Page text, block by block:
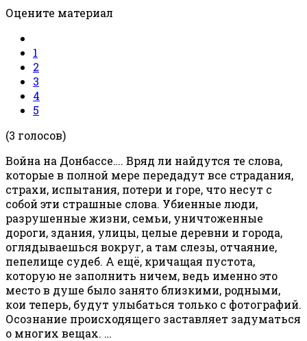
Оцените материал
1
2
3
4
5
(3 голосов)
Война на Донбассе…. Вряд ли найдутся те слова,
которые в полной мере передадут все страдания,
страхи, испытания, потери и горе, что несут с
собой эти страшные слова. Убиенные люди,
разрушенные жизни, семьи, уничтоженные
дороги, здания, улицы, целые деревни и города,
оглядываешься вокруг, а там слезы, отчаяние,
пепелище судеб. А ещё, кричащая пустота,
которую не заполнить ничем, ведь именно это
место в душе было занято близкими, родными,
кои теперь, будут улыбаться только с фотографий.
Осознание происходящего заставляет задуматься
о многих вещах. …